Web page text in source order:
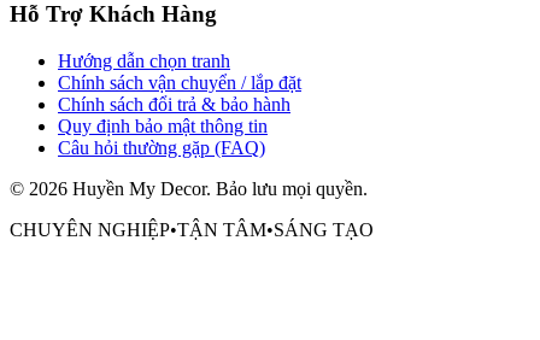
Hỗ Trợ Khách Hàng
Hướng dẫn chọn tranh
Chính sách vận chuyển / lắp đặt
Chính sách đổi trả & bảo hành
Quy định bảo mật thông tin
Câu hỏi thường gặp (FAQ)
© 2026 Huyền My Decor. Bảo lưu mọi quyền.
CHUYÊN NGHIỆP•TẬN TÂM•SÁNG TẠO